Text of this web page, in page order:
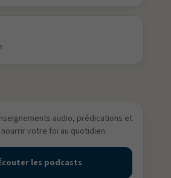
audio, prédications et
votre foi au quotidien.
les podcasts